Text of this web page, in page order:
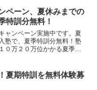
強しませんか？お問い合わ
ム または お...
ペーン、夏休みまでの
特訓分無料！
ャンペーン実施中です。夏
塾で、夏季特訓分無料！塾
０万２０万位かかる夏季特
上がらずにお悩み方、夏か
取り組みたい...
夏期特訓を無料体験募